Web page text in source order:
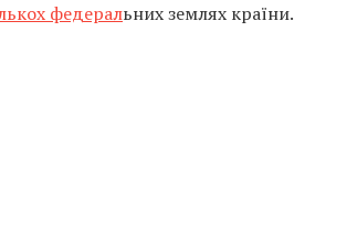
федеральних землях країни.